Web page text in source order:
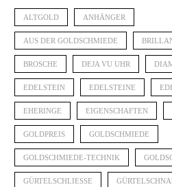
ALTGOLD ANHÄNGER
AUS DER GOLDSCHMIEDE
BROSCHE DEJA VU UHR
EDELSTEIN EDELSTEINE
EHERINGE EIGENSCHAFTEN
GOLDPREIS GOLDSCHMIEDE
GOLDSCHMIEDE-TECHNIK
GÜRTELSCHLIESSE